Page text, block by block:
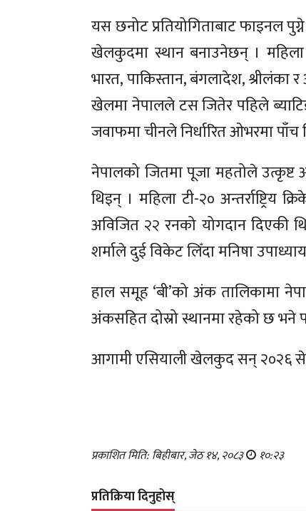
यस छनोट प्रतियोगिताबाट फाइनल
खेलकुदमा स्थान बनाउनेछन् ।
भारत, पाकिस्तान, बंगलादेश,
खेलमा नेपालले टस जितेर पहिले
जवाफमा चीनले निर्धारित ओभरमा
नेपालको जितमा पूजा महतोले
थिइन् । महिला टी-२० अन्तर्राष्ट्रिय
अविजित २२ रनको योगदान दिएकी
शर्माले दुई विकेट लिँदा मनिषा
हाल समूह ‘बी’को अंक तालिकामा
अंकसहित दोस्रो स्थानमा रहेको छ भने
आगामी एसियाली खेलकुद सन् २०२६
प्रकाशित मिति: बिहीबार, जेठ १४, २०८३ १०:२३
प्रतिक्रिया दिनुहोस्